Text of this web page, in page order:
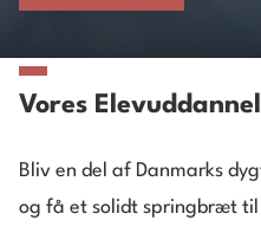
Vores
Bliv en del af Danmarks
og få et solidt springbræt